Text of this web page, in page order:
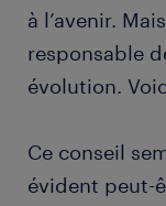
à l’avenir.
responsable
évolution.
Ce conseil
évident peut-